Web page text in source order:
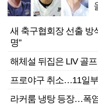
새 축구협회장 선출
명”
해체설 뒤집은 LIV 골
프로야구 취소…11일
라커룸 냉탕 등장…폭